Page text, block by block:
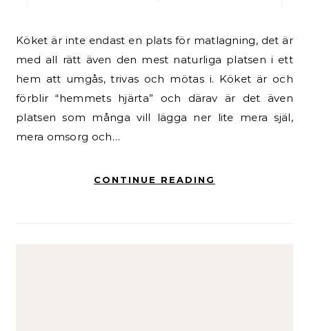
Köket är inte endast en plats för matlagning, det är
med all rätt även den mest naturliga platsen i ett
hem att umgås, trivas och mötas i. Köket är och
förblir “hemmets hjärta” och därav är det även
platsen som många vill lägga ner lite mera själ,
mera omsorg och…
CONTINUE READING